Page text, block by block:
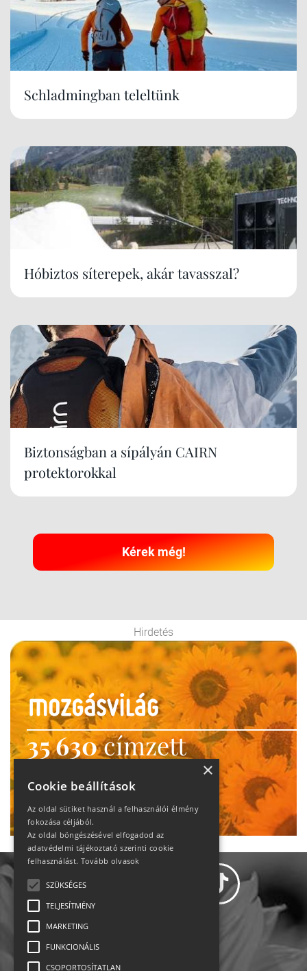
Schladmingban teleltünk
Hóbiztos síterepek, akár tavasszal?
Biztonságban a sípályán CAIRN
protektorokkal
Kérek még!
Hirdetés
35 630címzett
heti motiváció
Ne maradj le!
×
Cookie beállítások
Az oldal sütiket használ a felhasználói élmény
fokozása céljából.
Az oldal böngészésével elfogadod az
adatvédelmi tájékoztató szerinti cookie
felhasználást. Tovább olvasok
SZÜKSÉGES
TELJESÍTMÉNY
MARKETING
FUNKCIONÁLIS
CSOPORTOSÍTATLAN